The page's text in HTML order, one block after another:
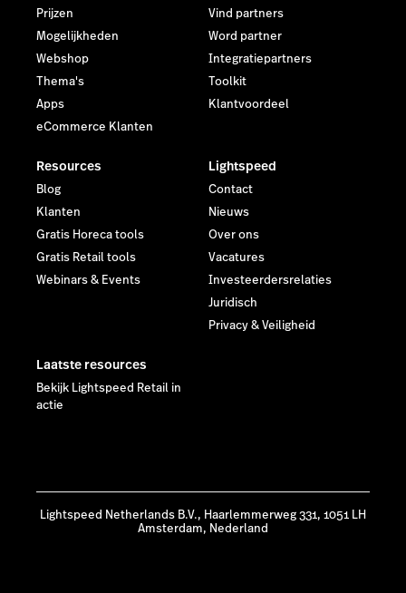
Prijzen
Mogelijkheden
Webshop
Thema's
Apps
eCommerce Klanten
Vind partners
Word partner
Integratiepartners
Toolkit
Klantvoordeel
Resources
Blog
Klanten
Gratis Horeca tools
Gratis Retail tools
Webinars & Events
Lightspeed
Contact
Nieuws
Over ons
Vacatures
Investeerdersrelaties
Juridisch
Privacy & Veiligheid
Laatste resources
Bekijk Lightspeed Retail in
actie
Lightspeed Netherlands B.V., Haarlemmerweg 331, 1051 LH
Amsterdam, Nederland